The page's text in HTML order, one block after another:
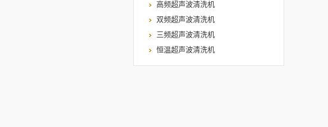
高频超声波清洗机
双频超声波清洗机
三频超声波清洗机
恒温超声波清洗机